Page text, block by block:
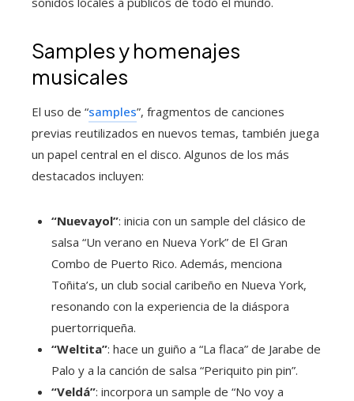
Samples y homenajes
musicales
El uso de “samples”, fragmentos de canciones
previas reutilizados en nuevos temas, también juega
un papel central en el disco. Algunos de los más
destacados incluyen:
“Nuevayol”: inicia con un sample del clásico de
salsa “Un verano en Nueva York” de El Gran
Combo de Puerto Rico. Además, menciona
Toñita’s, un club social caribeño en Nueva York,
resonando con la experiencia de la diáspora
puertorriqueña.
“Weltita”: hace un guiño a “La flaca” de Jarabe de
Palo y a la canción de salsa “Periquito pin pin”.
“Veldá”: incorpora un sample de “No voy a